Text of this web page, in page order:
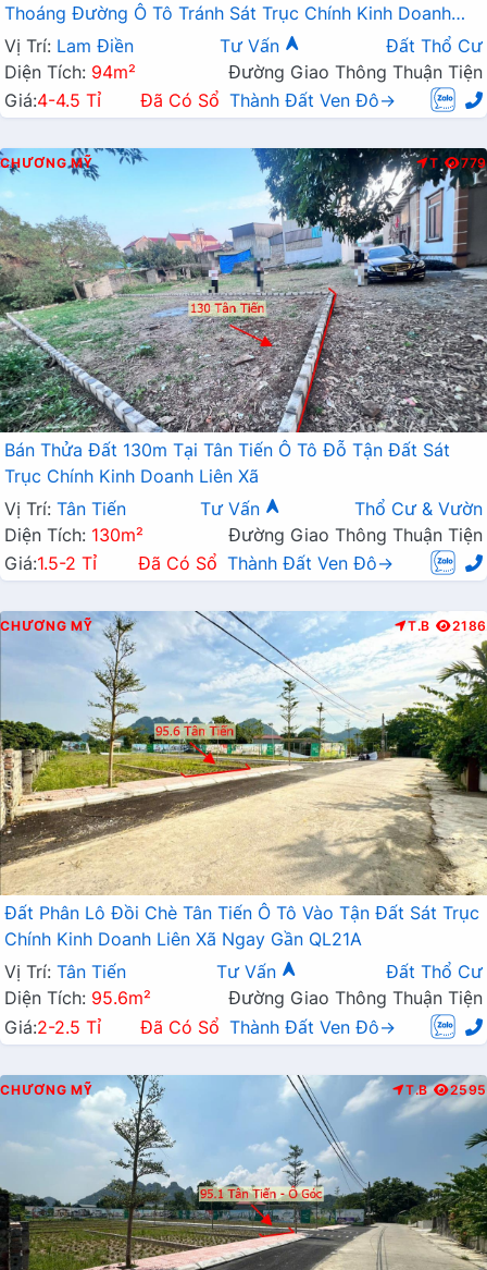
Thoáng Đường Ô Tô Tránh Sát Trục Chính Kinh Doanh
Liên Xã
Vị Trí: Lam Điền Tư Vấn
Đất Thổ Cư
Diện Tích: 94m²
Đường Giao Thông Thuận Tiện
Giá:4-4.5 Tỉ Đã Có Sổ Thành Đất Ven Đô→
CHƯƠNG MỸ T 779
Bán Thửa Đất 130m Tại Tân Tiến Ô Tô Đỗ Tận Đất Sát
Trục Chính Kinh Doanh Liên Xã
Vị Trí: Tân Tiến Tư Vấn
Thổ Cư & Vườn
Diện Tích: 130m²
Đường Giao Thông Thuận Tiện
Giá:1.5-2 Tỉ Đã Có Sổ Thành Đất Ven Đô→
CHƯƠNG MỸ T.B 2186
Đất Phân Lô Đồi Chè Tân Tiến Ô Tô Vào Tận Đất Sát Trục
Chính Kinh Doanh Liên Xã Ngay Gần QL21A
Vị Trí: Tân Tiến Tư Vấn
Đất Thổ Cư
Diện Tích: 95.6m²
Đường Giao Thông Thuận Tiện
Giá:2-2.5 Tỉ Đã Có Sổ Thành Đất Ven Đô→
CHƯƠNG MỸ T.B 2595